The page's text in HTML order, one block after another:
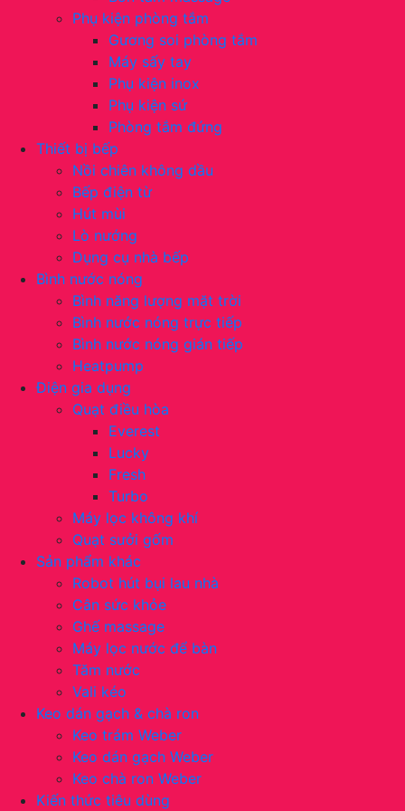
Phụ kiện phòng tắm
Gương soi phòng tắm
Máy sấy tay
Phụ kiện inox
Phụ kiện sứ
Phòng tắm đứng
Thiết bị bếp
Nồi chiên không dầu
Bếp điện từ
Hút mùi
Lò nướng
Dụng cụ nhà bếp
Bình nước nóng
Bình năng lượng mặt trời
Bình nước nóng trực tiếp
Bình nước nóng gián tiếp
Heatpump
Điện gia dụng
Quạt điều hòa
Everest
Lucky
Fresh
Turbo
Máy lọc không khí
Quạt sưởi gốm
Sản phẩm khác
Robot hút bụi lau nhà
Cân sức khỏe
Ghế massage
Máy lọc nước để bàn
Tăm nước
Vali kéo
Keo dán gạch & chà ron
Keo trám Weber
Keo dán gạch Weber
Keo chà ron Weber
Kiến thức tiêu dùng